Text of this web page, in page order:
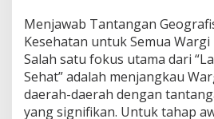
Menjawab Tantangan
Kesehatan untuk Semua
Salah satu fokus utama dari
Sehat” adalah menjangkau
daerah-daerah dengan
yang signifikan. Untuk tahap